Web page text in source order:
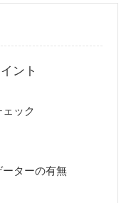
ント
ック
ターの有無